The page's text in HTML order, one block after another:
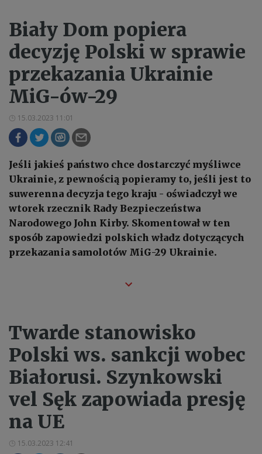
Biały Dom popiera
decyzję Polski w sprawie
przekazania Ukrainie
MiG-ów-29
15.03.2023 11:01
Jeśli jakieś państwo chce dostarczyć myśliwce
Ukrainie, z pewnością popieramy to, jeśli jest to
suwerenna decyzja tego kraju - oświadczył we
wtorek rzecznik Rady Bezpieczeństwa
Narodowego John Kirby. Skomentował w ten
sposób zapowiedzi polskich władz dotyczących
przekazania samolotów MiG-29 Ukrainie.
Twarde stanowisko
Polski ws. sankcji wobec
Białorusi. Szynkowski
vel Sęk zapowiada presję
na UE
15.03.2023 12:41